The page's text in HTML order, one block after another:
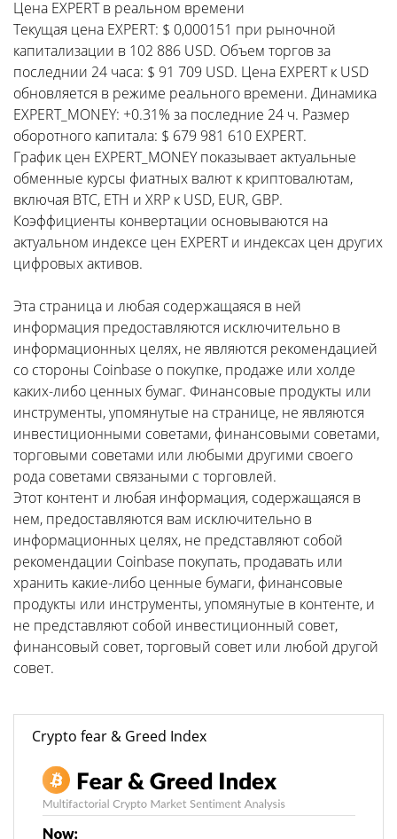
Цена EXPERT в реальном времени
Текущая цена EXPERT: $ 0,000151 при рыночной
капитализации в 102 886 USD. Объем торгов за
последнии 24 часа: $ 91 709 USD. Цена EXPERT к USD
обновляется в режиме реального времени. Динамика
EXPERT_MONEY: +0.31% за последние 24 ч. Размер
оборотного капитала: $ 679 981 610 EXPERT.
График цен EXPERT_MONEY показывает актуальные
обменные курсы фиатных валют к криптовалютам,
включая BTC, ETH и XRP к USD, EUR, GBP.
Коэффициенты конвертации основываются на
актуальном индексе цен EXPERT и индексах цен других
цифровых активов.
Эта страница и любая содержащаяся в ней
информация предоставляются исключительно в
информационных целях, не являются рекомендацией
со стороны Coinbase о покупке, продаже или холде
каких-либо ценных бумаг. Финансовые продукты или
инструменты, упомянутые на странице, не являются
инвестиционными советами, финансовыми советами,
торговыми советами или любыми другими своего
рода советами связаными с торговлей.
Этот контент и любая информация, содержащаяся в
нем, предоставляются вам исключительно в
информационных целях, не представляют собой
рекомендации Coinbase покупать, продавать или
хранить какие-либо ценные бумаги, финансовые
продукты или инструменты, упомянутые в контенте, и
не представляют собой инвестиционный совет,
финансовый совет, торговый совет или любой другой
совет.
Crypto fear & Greed Index